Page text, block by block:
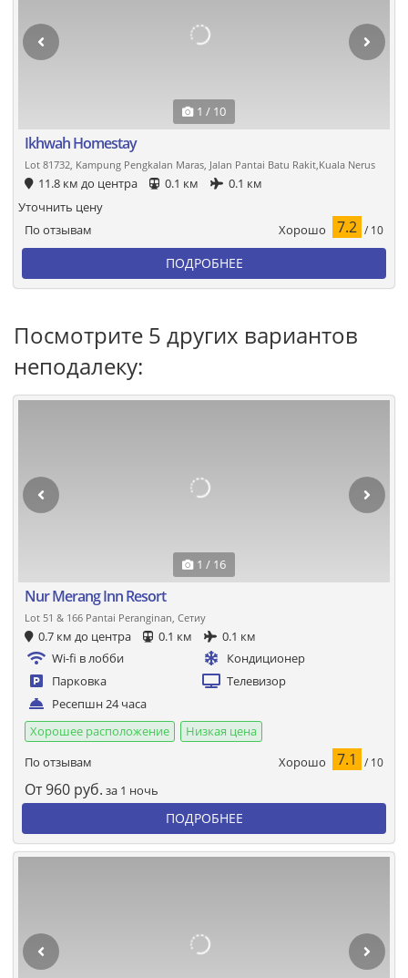
1 / 10
Ikhwah Homestay
Lot 81732, Kampung Pengkalan Maras, Jalan Pantai Batu Rakit,Kuala Nerus
11.8 км до центра 0.1 км 0.1 км
По отзывам Хорошо 7.2 / 10
Уточнить цену
ПОДРОБНЕЕ
Посмотрите 5 других вариантов
неподалеку:
1 / 16
Nur Merang Inn Resort
Lot 51 & 166 Pantai Peranginan, Сетиу
0.7 км до центра 0.1 км
0.1 км
Wi-fi в лобби
Кондиционер
Парковка
Телевизор
Ресепшн 24 часа
Хорошее расположение
Низкая цена
По отзывам
Хорошо 7.1 / 10
От960 руб. за 1 ночь
ПОДРОБНЕЕ